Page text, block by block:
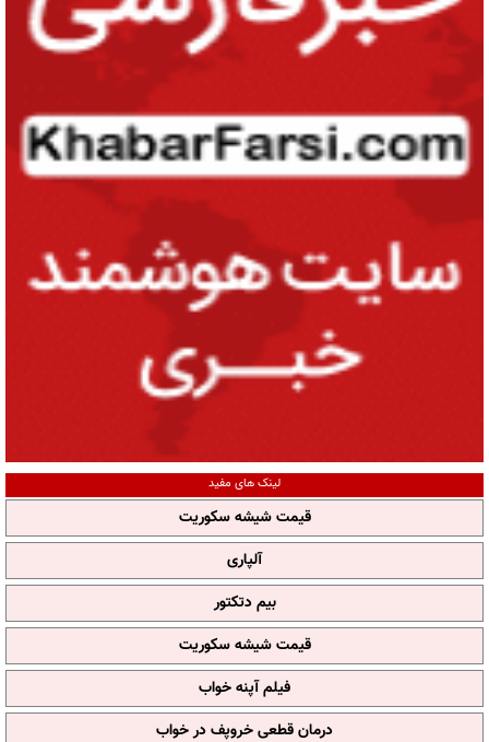
لینک های مفید
قیمت شیشه سکوریت
آلپاری
بیم دتکتور
قیمت شیشه سکوریت
فیلم آپنه خواب
درمان قطعی خروپف در خواب